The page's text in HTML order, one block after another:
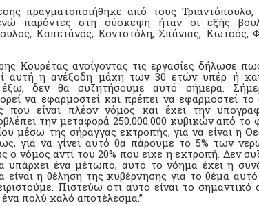
πραγματοποιήθηκε από τους Τριαντόπουλο,
παρόντες στη σύσκεψη ήταν οι εξής
Καπετάνος, Κοντοτόλη, Σπάνιας, Κωτσός,
Κουρέτας ανοίγοντας τις εργασίες δήλωσε
αυτή η ανέξοδη μάχη των 30 ετών υπέρ ή
δεν θα συζητήσουμε αυτό σήμερα.
να εφαρμοστεί και πρέπει να εφαρμοστεί το
που είναι πλέον νόμος και έχει την
την μεταφορά 250.000.000 κυβικών από το
μέσω της σήραγγας εκτροπής, για να είναι η
για να γίνει αυτό θα πάρουμε το 5% των
νόμος αντί του 20% που είχε η εκτροπή. Δεν
υπάρχει ένα μέτωπο, αυτό το νόημα έχει η
η θέληση της κυβέρνησης για το θέμα αυτό
Πιστεύω ότι αυτό είναι το σημαντικό
πολύ καλό αποτέλεσμα.”